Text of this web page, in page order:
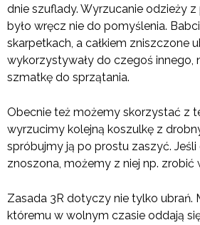
dnie szuflady. Wyrzucanie odzieży z
było wręcz nie do pomyślenia.
skarpetkach, a całkiem zniszczone
wykorzystywały do czegoś innego,
szmatkę do sprzątania.
Obecnie też możemy skorzystać z
wyrzucimy kolejną koszulkę z
spróbujmy ją po prostu zaszyć. Jeśli
znoszona, możemy z niej np. zrobić
Zasada 3R dotyczy nie tylko ubrań.
któremu w wolnym czasie oddają